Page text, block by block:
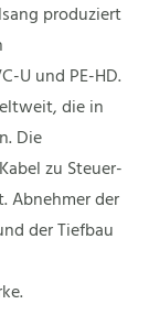
produziert
U und PE-HD.
die in
Die
zu Steuer-
Abnehmer der
der Tiefbau